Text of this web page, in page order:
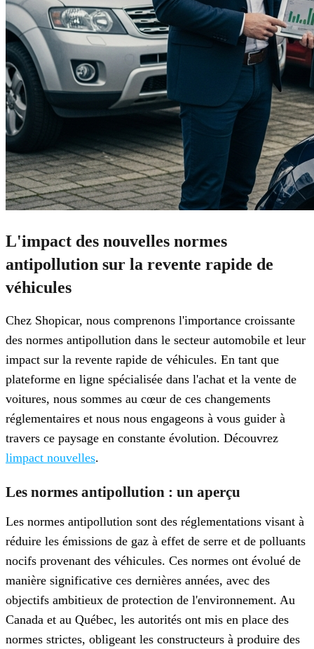
L'impact des nouvelles normes
antipollution sur la revente rapide de
véhicules
Chez Shopicar, nous comprenons l'importance croissante
des normes antipollution dans le secteur automobile et leur
impact sur la revente rapide de véhicules. En tant que
plateforme en ligne spécialisée dans l'achat et la vente de
voitures, nous sommes au cœur de ces changements
réglementaires et nous nous engageons à vous guider à
travers ce paysage en constante évolution. Découvrez
limpact nouvelles.
Les normes antipollution : un aperçu
Les normes antipollution sont des réglementations visant à
réduire les émissions de gaz à effet de serre et de polluants
nocifs provenant des véhicules. Ces normes ont évolué de
manière significative ces dernières années, avec des
objectifs ambitieux de protection de l'environnement. Au
Canada et au Québec, les autorités ont mis en place des
normes strictes, obligeant les constructeurs à produire des